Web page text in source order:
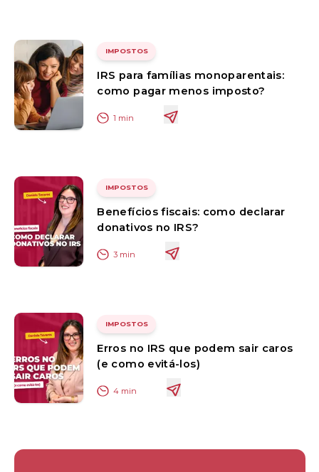
IMPOSTOS
IRS para famílias monoparentais:
como pagar menos imposto?
1 min
IMPOSTOS
Benefícios fiscais: como declarar
donativos no IRS?
3 min
IMPOSTOS
Erros no IRS que podem sair caros
(e como evitá-los)
4 min